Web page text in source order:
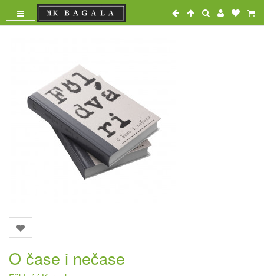
O čase i nečase